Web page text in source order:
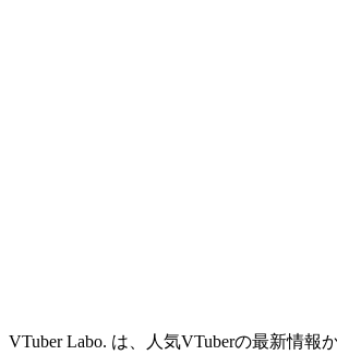
VTuber Labo. は、人気VTuberの最新情